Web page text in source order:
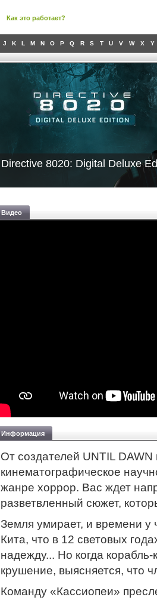
Как это работает?
J K L M N O P Q R S T U V W X Y
Directive 8020: Digital Deluxe
Видео
Информация
От создателей UNTIL
кинематографическое
жанре хоррор. Вас ждет
разветвленный сюжет,
Земля умирает, и времени у
Кита, что в 12 световых
надежду... Но когда
крушение, выясняется, что
Команду «Кассиопеи»